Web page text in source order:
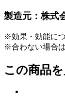
製造元：株式
※効果・効能に
※合わない場合
この商品